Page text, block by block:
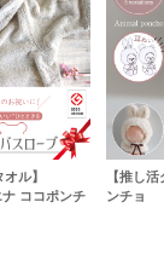
ル】
ココポンチ
【推し
ンチョ